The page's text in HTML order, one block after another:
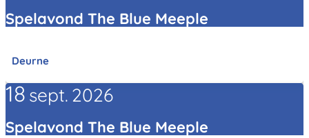
Spelavond The Blue Meeple
Deurne
18 sept. 2026
Spelavond The Blue Meeple